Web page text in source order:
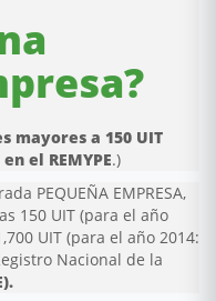
mayores a 150 UIT
el REMYPE.)
PEQUEÑA EMPRESA,
150 UIT (para el año
UIT (para el año 2014:
Nacional de la